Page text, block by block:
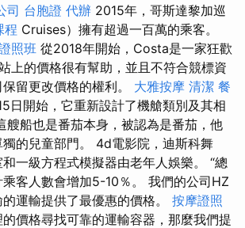
司 台胞證 代辦 2015年，哥斯達黎加巡
程 Cruises）擁有超過一百萬的乘客。
照班 從2018年開始，Costa是一家狂歡
上的價格很有幫助，並且不符合競標資
留更改價格的權利。 大雅按摩 清潔 餐
日開始，它重新設計了機艙類別及其相
艘船也是番茄本身，被認為是番茄，他
的兒童部門。 4d電影院，迪斯科舞
一級方程式模擬器由老年人娛樂。 “總
客人數會增加5-10％。 我們的公司HZ
運輸提供了最優惠的價格。 按摩證照
價格尋找可靠的運輸容器，那麼我們提